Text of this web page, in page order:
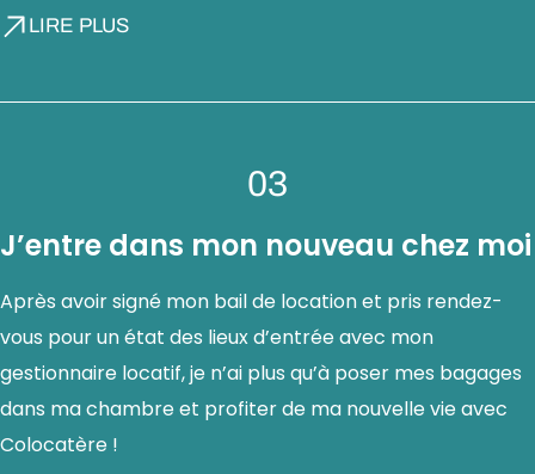
LIRE PLUS
03
J’entre dans mon nouveau chez moi
Après avoir signé mon bail de location et pris rendez-
vous pour un état des lieux d’entrée avec mon
gestionnaire locatif, je n’ai plus qu’à poser mes bagages
dans ma chambre et profiter de ma nouvelle vie avec
Colocatère !